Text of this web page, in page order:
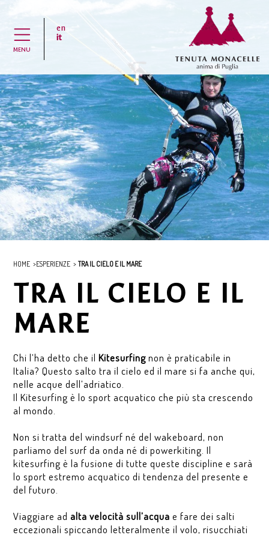
H
MENU
en
it
HOME ESPERIENZE TRA IL CIELO E IL MARE
TRA IL CIELO E IL
MARE
Chi l’ha detto che il Kitesurfing non è praticabile in
Italia? Questo salto tra il cielo ed il mare si fa anche qui,
nelle acque dell’adriatico.
Il Kitesurfing è lo sport acquatico che più sta crescendo
al mondo.
Non si tratta del windsurf né del wakeboard, non
parliamo del surf da onda né di powerkiting. Il
kitesurfing è la fusione di tutte queste discipline e sarà
lo sport estremo acquatico di tendenza del presente e
del futuro.
Viaggiare ad alta velocità sull’acqua e fare dei salti
eccezionali spiccando letteralmente il volo, risucchiati